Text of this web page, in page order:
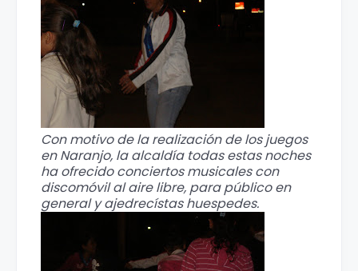
Con motivo de la realización de los juegos
en Naranjo, la alcaldía todas estas noches
ha ofrecido conciertos musicales con
discomóvil al aire libre, para público en
general y ajedrecístas huespedes.